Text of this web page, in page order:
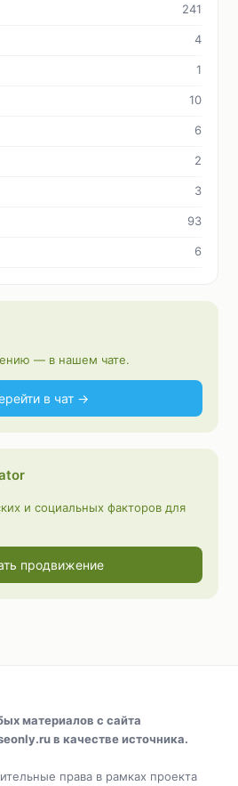
241
4
1
10
6
2
3
93
6
— в нашем чате.
в чат →
и социальных факторов для
продвижение
материалов с сайта
в качестве источника.
права в рамках проекта